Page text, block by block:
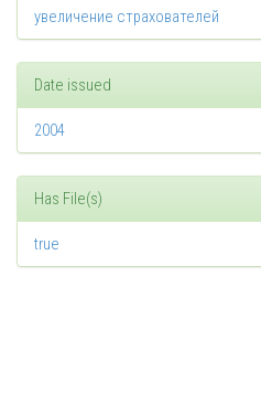
увеличение страхователей
Date issued
2004
Has File(s)
true